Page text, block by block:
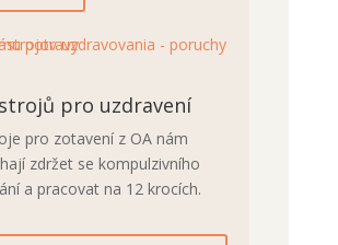
pro uzdravení
pro zotavení z OA nám
zdržet se kompulzivního
a pracovat na 12 krocích.